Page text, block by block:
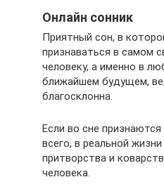
Онлайн сонник
Приятный сон, в
признаваться в самом
человеку, а именно в
ближайшем будущем,
благосклонна.
Если во сне
всего, в реальной
притворства и
человека.